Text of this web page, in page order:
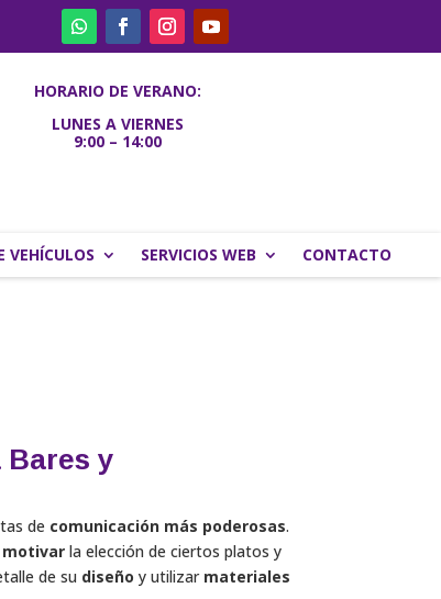
HORARIO DE VERANO:
LUNES A VIERNES
9:00 – 14:00
VEHÍCULOS SERVICIOS WEB CONTACTO
Bares y
de comunicación más poderosas.
motivarla elección de ciertos platos y
de su diseño y utilizar materiales